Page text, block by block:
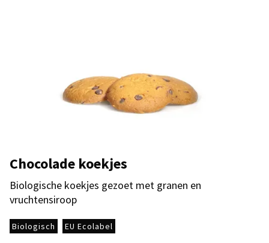
Chocolade koekjes
Biologische koekjes gezoet met granen en
vruchtensiroop
Biologisch EU Ecolabel